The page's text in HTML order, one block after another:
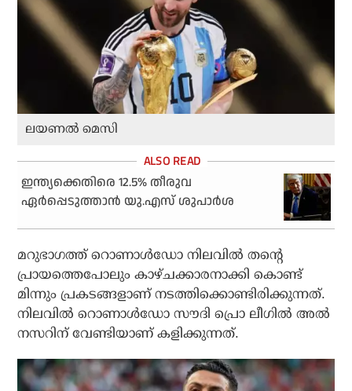
ലയണൽ മെസി
ഇന്ത്യക്കെതിരെ 12.5% തീരുവ
ഏര്‍പ്പെടുത്താന്‍ യു.എസ് ശുപാര്‍ശ
മറുഭാഗത്ത് റൊണാള്‍ഡോ നിലവില്‍ തന്റെ
പ്രായത്തെപോലും കാഴ്ചക്കാരനാക്കി കൊണ്ട്
മിന്നും പ്രകടങ്ങളാണ് നടത്തിക്കൊണ്ടിരിക്കുന്നത്.
നിലവില്‍ റൊണാള്‍ഡോ സൗദി പ്രൊ ലീഗില്‍ അല്‍
നസറിന് വേണ്ടിയാണ് കളിക്കുന്നത്.